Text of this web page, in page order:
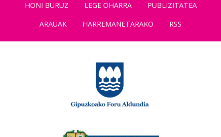
HONI BURUZ LEGE OHARRA
PUBLIZITATEA
ARAUAK
HARREMANETARAKO RSS